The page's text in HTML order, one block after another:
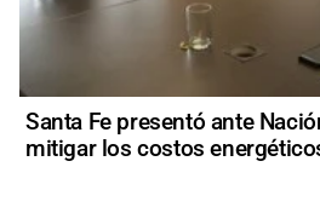
Santa Fe presentó ante
mitigar los costos